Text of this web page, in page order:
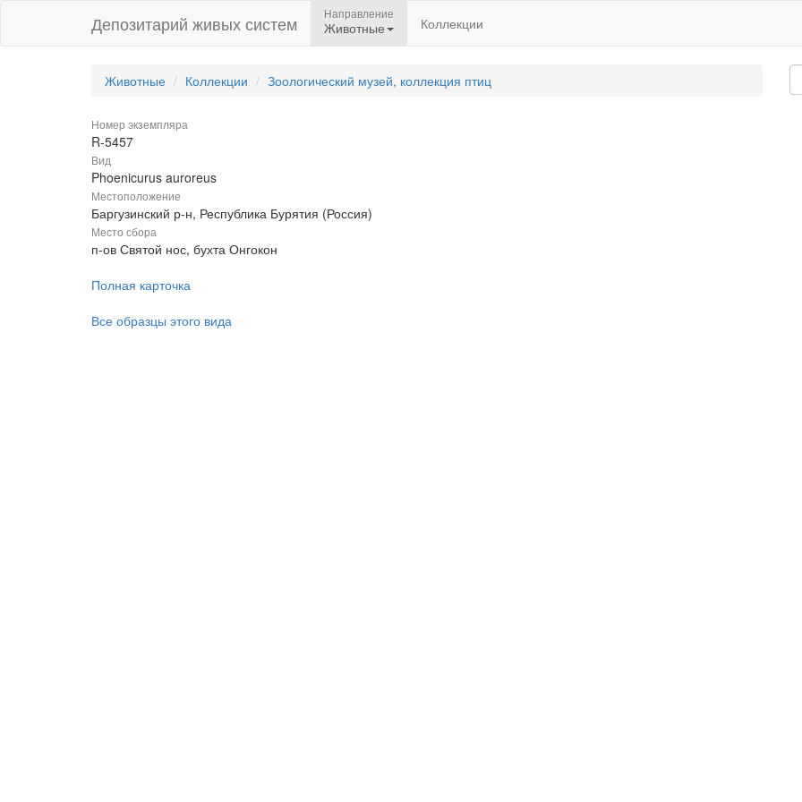
Депозитарий живых систем Направление
Животные Коллекции
Животные Коллекции Зоологический музей, коллекция птиц
Номер экземпляра
R-5457
Вид
Phoenicurus auroreus
Местоположение
Баргузинский р-н, Республика Бурятия (Россия)
Место сбора
п-ов Святой нос, бухта Онгокон
Полная карточка
Все образцы этого вида